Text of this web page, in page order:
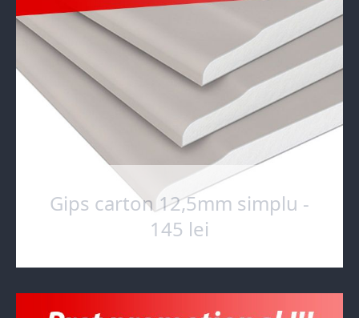
Gips carton 12,5mm simplu -
145 lei